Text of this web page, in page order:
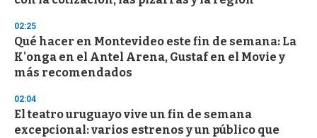
02:25
Qué hacer en Montevideo este fin de semana: La
K'onga en el Antel Arena, Gustaf en el Movie y
más recomendados
02:04
El teatro uruguayo vive un fin de semana
excepcional: varios estrenos y un público que